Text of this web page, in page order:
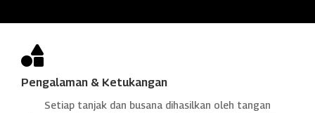

Pengalaman & Ketukangan
Setiap tanjak dan busana dihasilkan oleh tangan